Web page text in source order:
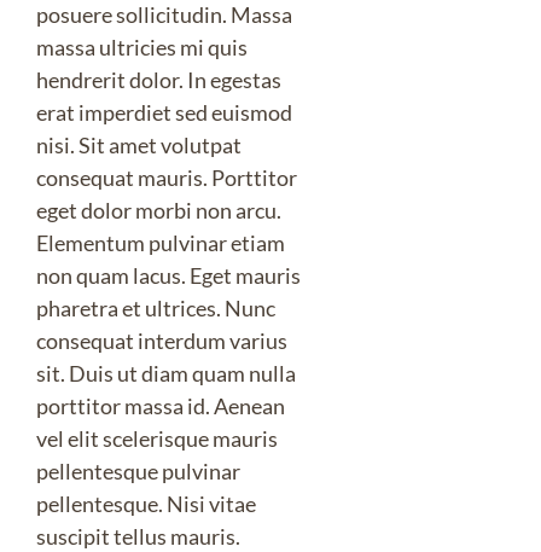
posuere sollicitudin. Massa
massa ultricies mi quis
hendrerit dolor. In egestas
erat imperdiet sed euismod
nisi. Sit amet volutpat
consequat mauris. Porttitor
eget dolor morbi non arcu.
Elementum pulvinar etiam
non quam lacus. Eget mauris
pharetra et ultrices. Nunc
consequat interdum varius
sit. Duis ut diam quam nulla
porttitor massa id. Aenean
vel elit scelerisque mauris
pellentesque pulvinar
pellentesque. Nisi vitae
suscipit tellus mauris.